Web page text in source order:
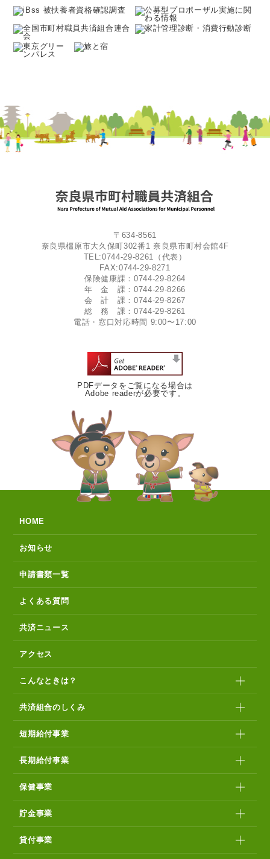
〒634-8561
奈良県橿原市大久保町302番1 奈良県市町村会館4F
TEL:0744-29-8261（代表）
FAX:0744-29-8271
保険健康課：0744-29-8264
年 金 課：0744-29-8266
会 計 課：0744-29-8267
総 務 課：0744-29-8261
電話・窓口対応時間 9:00〜17:00
PDFデータをご覧になる場合は
Adobe readerが必要です。
HOME
お知らせ
申請書類一覧
よくある質問
共済ニュース
アクセス
こんなときは？
共済組合のしくみ
短期給付事業
長期給付事業
保健事業
貯金事業
貸付事業